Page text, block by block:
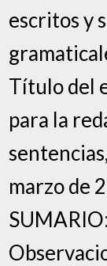
escritos y
Título del
para la
marzo de